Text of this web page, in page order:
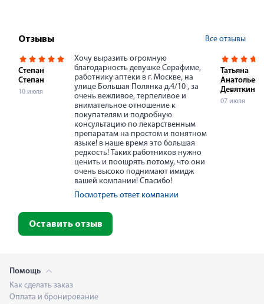
Отзывы Все отзывы
Степан
Степан
10 июля
Хочу выразить огромную
благодарность девушке Серафиме,
работнику аптеки в г. Москве, на
улице Большая Полянка д.4/10 , за
очень вежливое, терпеливое и
внимательное отношение к
покупателям и подробную
консультацию по лекарственным
препаратам на простом и понятном
языке! в наше время это большая
редкость! Таких работников нужно
ценить и поощрять потому, что они
очень высоко поднимают имидж
вашей компании! Спасибо!
Посмотреть ответ компании
Татьяна
Девяткина
07 июля
Оставить отзыв
Помощь
Как сделать заказ
Оплата и бронирование